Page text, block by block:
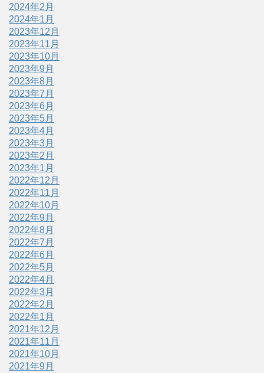
2024年2月
2024年1月
2023年12月
2023年11月
2023年10月
2023年9月
2023年8月
2023年7月
2023年6月
2023年5月
2023年4月
2023年3月
2023年2月
2023年1月
2022年12月
2022年11月
2022年10月
2022年9月
2022年8月
2022年7月
2022年6月
2022年5月
2022年4月
2022年3月
2022年2月
2022年1月
2021年12月
2021年11月
2021年10月
2021年9月